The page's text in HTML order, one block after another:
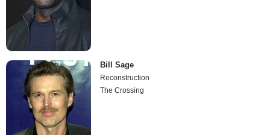
Bill Sage
Reconstruction
The Crossing